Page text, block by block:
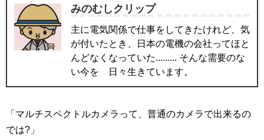
みのむしクリップ
主に電気関係で仕事をしてきたけれど、気
が付いたとき、日本の電機の会社ってほと
んどなくなっていた......... そんな需要のな
い今を 日々生きています。
「マルチスペクトルカメラって、普通のカメラで出来るの
では?」